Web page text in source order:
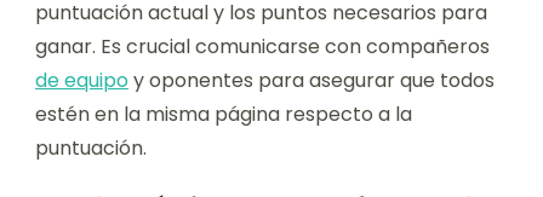
puntuación actual y los puntos necesarios para
ganar. Es crucial comunicarse con compañeros
de equipoy oponentes para asegurar que todos
estén en la misma página respecto a la
puntuación.